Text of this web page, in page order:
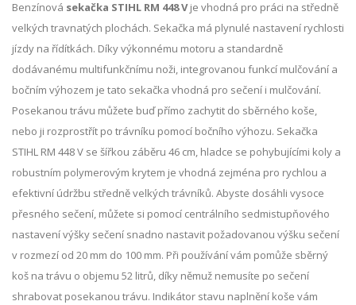
Benzínová sekačka STIHL RM 448 Vje vhodná pro práci na středně
velkých travnatých plochách. Sekačka má plynulé nastavení rychlosti
jízdy na řídítkách. Díky výkonnému motoru a standardně
dodávanému multifunkčnímu noži, integrovanou funkcí mulčování a
bočním výhozem je tato sekačka vhodná pro sečení i mulčování.
Posekanou trávu můžete buď přímo zachytit do sběrného koše,
nebo ji rozprostřít po trávníku pomocí bočního výhozu. Sekačka
STIHL RM 448 V se šířkou záběru 46 cm, hladce se pohybujícími koly a
robustním polymerovým krytem je vhodná zejména pro rychlou a
efektivní údržbu středně velkých trávníků. Abyste dosáhli vysoce
přesného sečení, můžete si pomocí centrálního sedmistupňového
nastavení výšky sečení snadno nastavit požadovanou výšku sečení
v rozmezí od 20 mm do 100 mm. Při používání vám pomůže sběrný
koš na trávu o objemu 52 litrů, díky němuž nemusíte po sečení
shrabovat posekanou trávu. Indikátor stavu naplnění koše vám